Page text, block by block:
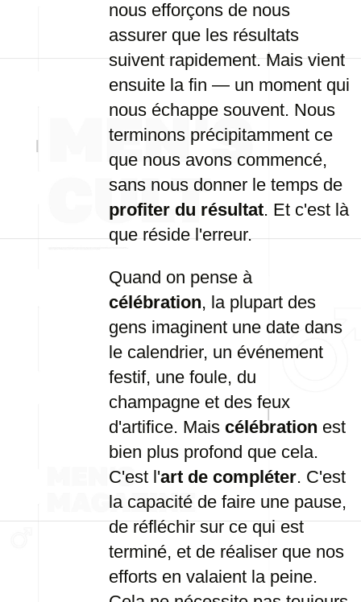
nous efforçons de nous
assurer que les résultats
suivent rapidement. Mais vient
ensuite la fin — un moment qui
nous échappe souvent. Nous
terminons précipitamment ce
que nous avons commencé,
sans nous donner le temps de
profiter du résultat. Et c'est là
que réside l'erreur.
Quand on pense à
célébration, la plupart des
gens imaginent une date dans
le calendrier, un événement
festif, une foule, du
champagne et des feux
d'artifice. Mais célébration est
bien plus profond que cela.
C'est l'art de compléter. C'est
la capacité de faire une pause,
de réfléchir sur ce qui est
terminé, et de réaliser que nos
efforts en valaient la peine.